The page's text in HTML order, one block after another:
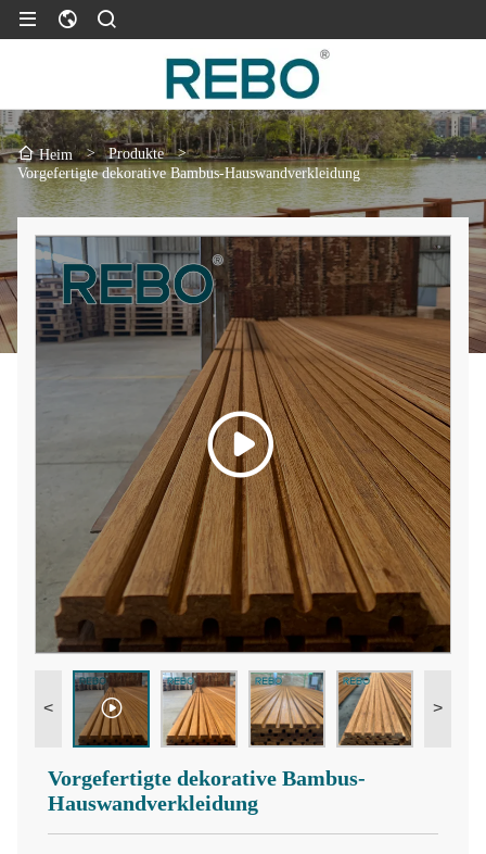
Heim > Produkte
>
Vorgefertigte dekorative Bambus-Hauswandverkleidung
< >
Vorgefertigte dekorative Bambus-
Hauswandverkleidung